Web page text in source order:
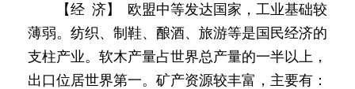
【经 济】 欧盟中等发达国家，工业基础较
薄弱。纺织、制鞋、酿酒、旅游等是国民经济的
支柱产业。软木产量占世界总产量的一半以上，
出口位居世界第一。矿产资源较丰富，主要有：